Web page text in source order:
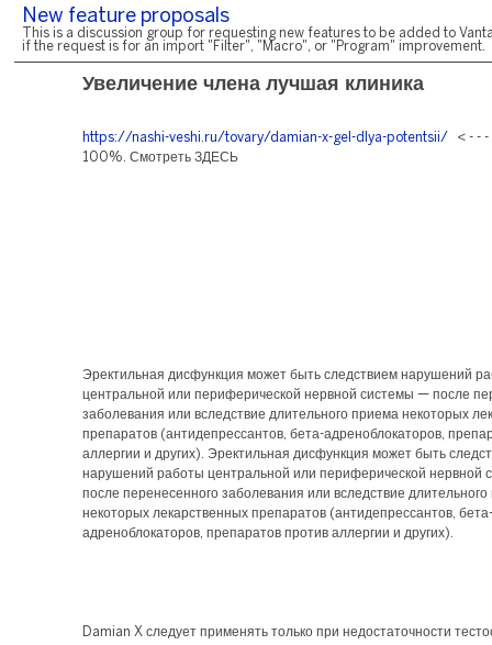
New feature proposals
This is a discussion group for requesting new features to be added to
if the request is for an import "Filter", "Macro", or "Program" improvement.
Увеличение члена лучшая клиника
https://nashi-veshi.ru/tovary/damian-x-gel-dlya-potentsii/ < - - -
100%. Смотреть ЗДЕСЬ
Эректильная дисфункция может быть следствием нарушений
центральной или периферической нервной системы — после
заболевания или вследствие длительного приема некоторых
препаратов (антидепрессантов, бета-адреноблокаторов,
аллергии и других). Эректильная дисфункция может быть
нарушений работы центральной или периферической нервной
после перенесенного заболевания или вследствие
некоторых лекарственных препаратов (антидепрессантов, бета-
адреноблокаторов, препаратов против аллергии и других).
Damian X следует применять только при недостаточности